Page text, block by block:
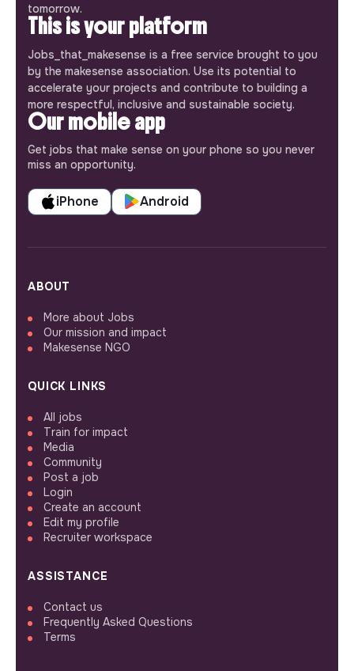
tomorrow.
This is your platform
Jobs_that_makesense is a free service brought to you
by the makesense association. Use its potential to
accelerate your projects and contribute to building a
more respectful, inclusive and sustainable society.
Our mobile app
Get jobs that make sense on your phone so you never
miss an opportunity.
iPhone Android
ABOUT
More about Jobs
Our mission and impact
Makesense NGO
QUICK LINKS
All jobs
Train for impact
Media
Community
Post a job
Login
Create an account
Edit my profile
Recruiter workspace
ASSISTANCE
Contact us
Frequently Asked Questions
Terms